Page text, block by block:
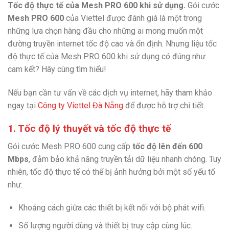
Tốc độ thực tế của Mesh PRO 600 khi sử dụng. Gói cước
Mesh PRO 600 của Viettel được đánh giá là một trong
những lựa chọn hàng đầu cho những ai mong muốn một
đường truyền internet tốc độ cao và ổn định. Nhưng liệu tốc
độ thực tế của Mesh PRO 600 khi sử dụng có đúng như
cam kết? Hãy cùng tìm hiểu!
Nếu bạn cần tư vấn về các dịch vụ internet, hãy tham khảo
ngay tại Công ty Viettel Đà Nẵng để được hỗ trợ chi tiết.
1. Tốc độ lý thuyết và tốc độ thực tế
Gói cước Mesh PRO 600 cung cấp tốc độ lên đến 600
Mbps, đảm bảo khả năng truyền tải dữ liệu nhanh chóng. Tuy
nhiên, tốc độ thực tế có thể bị ảnh hưởng bởi một số yếu tố
như:
Khoảng cách giữa các thiết bị kết nối với bộ phát wifi.
Số lượng người dùng và thiết bị truy cập cùng lúc.